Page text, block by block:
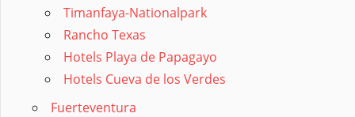
Timanfaya-Nationalpark
Rancho Texas
Hotels Playa de Papagayo
Hotels Cueva de los Verdes
Fuerteventura